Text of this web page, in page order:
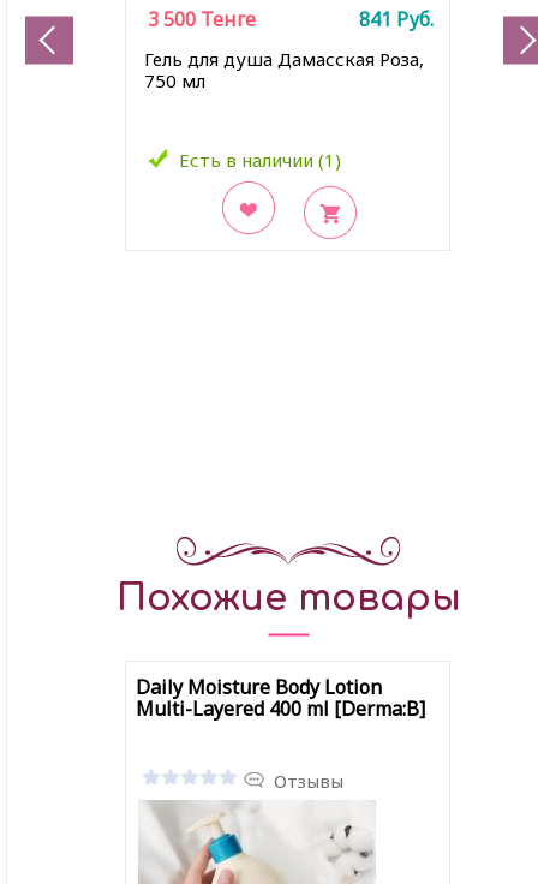
Гель для душа Дамасская Роза,
750 мл
Есть в наличии (1)
3 500 Тенге 841 Руб.
Похожие товары
Daily Moisture Body Lotion
Multi-Layered 400 ml [Derma:B]
Отзывы